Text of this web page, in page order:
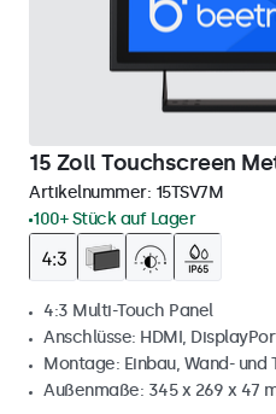
15 Zoll Touchscreen
Artikelnummer: 15TSV7M
100+ Stück auf Lager
4:3 Multi-Touch Panel
Anschlüsse: HDMI,
Montage: Einbau, Wand- und
Außenmaße: 345 x 269 x 47